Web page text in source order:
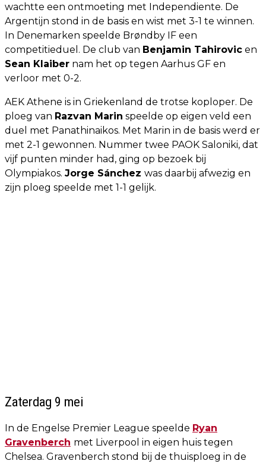
wachtte een ontmoeting met Independiente. De
Argentijn stond in de basis en wist met 3-1 te winnen.
In Denemarken speelde Brøndby IF een
competitieduel. De club van Benjamin Tahirovic en
Sean Klaiber nam het op tegen Aarhus GF en
verloor met 0-2.
AEK Athene is in Griekenland de trotse koploper. De
ploeg van Razvan Marin speelde op eigen veld een
duel met Panathinaikos. Met Marin in de basis werd er
met 2-1 gewonnen. Nummer twee PAOK Saloniki, dat
vijf punten minder had, ging op bezoek bij
Olympiakos. Jorge Sánchez was daarbij afwezig en
zijn ploeg speelde met 1-1 gelijk.
Zaterdag 9 mei
In de Engelse Premier League speelde Ryan
Gravenberch met Liverpool in eigen huis tegen
Chelsea. Gravenberch stond bij de thuisploeg in de